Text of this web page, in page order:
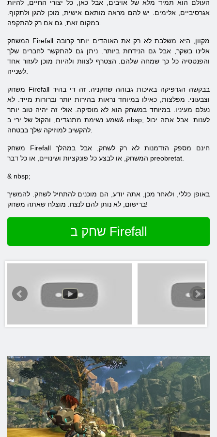
העולם הוא תמיד מלא של אויבים, אבל כאן, כל יצורי החיים, להיות
אגרסיביים, אלימים. יש להם מראה מותאם אישית, מוכן להגן ולתקוף.
המשחק Firefall מקוון, היא משלבת לא רק את האוהדים יותר קרובה
אלינו בשקר, אבל גם הנידחת ביותר. ניתן גם להתקשר לחברים שלך
והפנטסיה כל כך שמחה שלהם. הצטרף לצוות ולהיות מוכן לעזור אחד
משחק Firefall בבקשה הגרפיקה באיכות גבוהה שחקניה. זה די בהיר
וצבעוני. מפלצות, כאילו במיוחד נראות בהירות יותר וברורות מייד. לא
נעלם מעיניו. במיוחד במשחק הוא לא מוסיקה. אולי זה יהיה טוב יותר
שמע נשימת מתנגדים, והקול של ירי ב& nbsp; לענות. אבל אתה יכול
משחק Firefall חינם מספק הזדמנות לא רק לשחק, אבל במהלך
המשחק, או לבצע כל פונקציות ושינויים, או כל דבר preobretat.
​​& nbsp;
באופן כללי, ולאחר מכן, אתה יודע, הם מוכנים להתחיל לשחק. להמשיך
ברישום, לא נותן להם לנצח. מוצלח שאתה משחק!
שחק ב Firefall